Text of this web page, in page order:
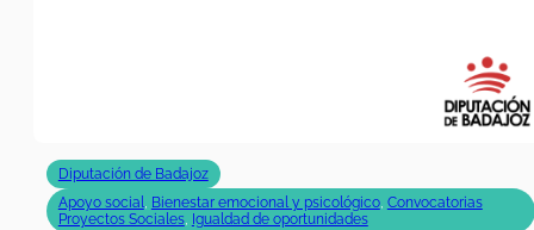
Diputación de Badajoz
Apoyo social, Bienestar emocional y psicológico, Convocatorias
Proyectos Sociales, Igualdad de oportunidades